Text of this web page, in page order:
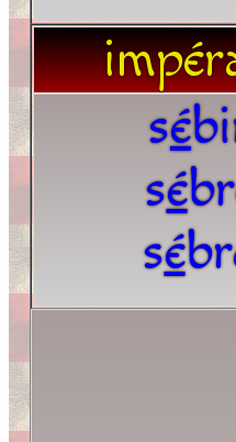
sé
sé
sé